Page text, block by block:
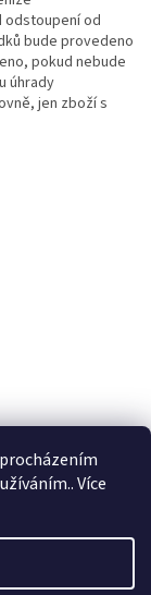
Více
odstoupení od
bude provedeno
pokud nebude
úhrady
jen zboží s
od smlouvy